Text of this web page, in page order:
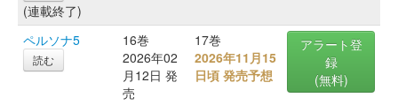
(連載終了)
ペルソナ5
読む
16巻
2026年02
月12日 発
売
17巻
2026年11月15
日頃 発売予想
アラート登
録
(無料)